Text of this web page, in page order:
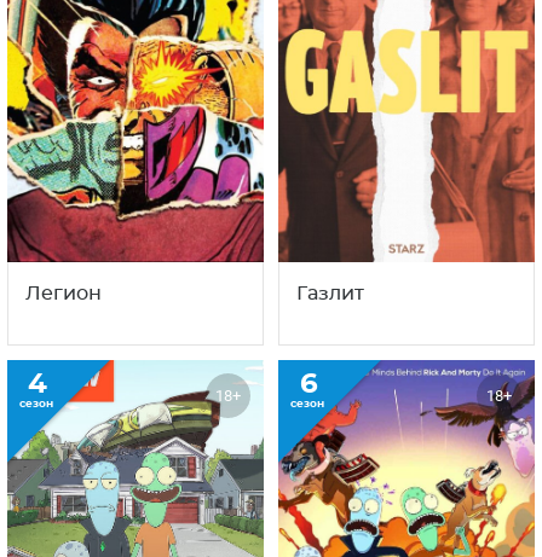
Легион Газлит
4
сезон 18+ 6
сезон 18+